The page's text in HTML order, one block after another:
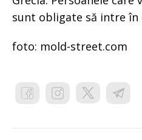
sunt obligate să intre în
foto: mold-street.com